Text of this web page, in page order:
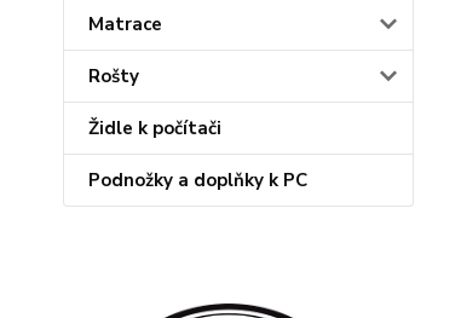
Matrace
Rošty
Židle k počítači
Podnožky a doplňky k PC